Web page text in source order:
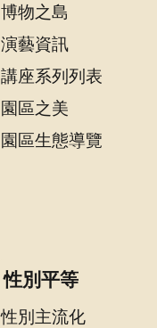
博物之島
演藝資訊
講座系列列表
園區之美
園區生態導覽
性別平等
性別主流化